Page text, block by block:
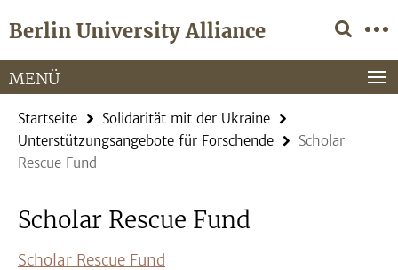
direkt
Inhalt
Berlin University Alliance
Service-
Navigation
MENÜ
Startseite
Solidarität mit der Ukraine
Unterstützungsangebote für Forschende
Scholar
Rescue Fund
Scholar Rescue Fund
Scholar Rescue Fund